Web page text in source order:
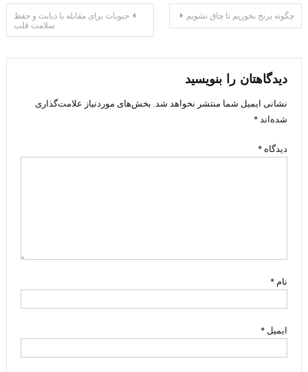
راهبری
حبوبات برای مقابله با دیابت و حفظ
سلامت قلب
چگونه برنج بخوریم تا چاق نشویم
دیدگاهتان را بنویسید
نشانی ایمیل شما منتشر نخواهد شد. بخش‌های موردنیاز علامت‌گذاری
شده‌اند*
دیدگاه *
نام*
ایمیل *